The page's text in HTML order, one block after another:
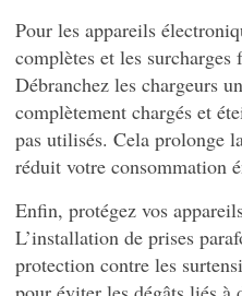
Pour les appareils
complètes et les surcharges
Débranchez les chargeurs
complètement chargés et
pas utilisés. Cela prolonge
réduit votre consommation
Enfin, protégez vos
L’installation de prises
protection contre les